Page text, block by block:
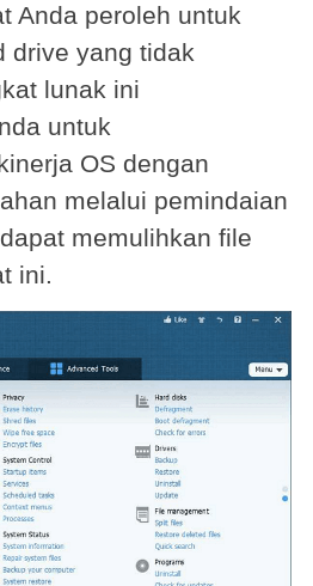
Anda peroleh untuk
drive yang tidak
lunak ini
untuk
OS dengan
melalui pemindaian
memulihkan file
ini.